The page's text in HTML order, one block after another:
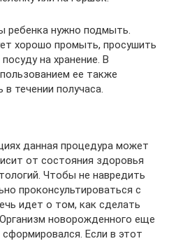
ребенка нужно подмыть.
хорошо промыть, просушить
на хранение. В
ее также
течении получаса.
данная процедура может
от состояния здоровья
Чтобы не навредить
проконсультироваться с
идет о том, как сделать
новорожденного еще
Если в этот